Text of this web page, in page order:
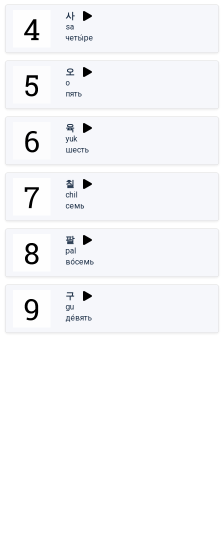
사
sa
четы́ре
오
o
пять
육
yuk
шесть
칠
chil
семь
팔
pal
во́семь
구
gu
де́вять